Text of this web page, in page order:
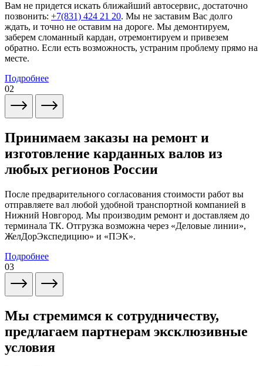
Вам не придется искать ближайший автосервис, достаточно
позвонить: +7(831) 424 21 20. Мы не заставим Вас долго
ждать, и точно не оставим на дороге. Мы демонтируем,
заберем сломанный кардан, отремонтируем и привезем
обратно. Если есть возможность, устраним проблему прямо на
месте.
Подробнее
02
Принимаем заказы на ремонт и
изготовление карданных валов из
любых регионов России
После предварительного согласования стоимости работ вы
отправляете вал любой удобной транспортной компанией в
Нижний Новгород. Мы производим ремонт и доставляем до
терминала ТК. Отгрузка возможна через «Деловые линии»,
ЖелДорЭкспедицию» и «ПЭК».
Подробнее
03
Мы стремимся к сотрудничеству,
предлагаем партнерам эксклюзивные
условия